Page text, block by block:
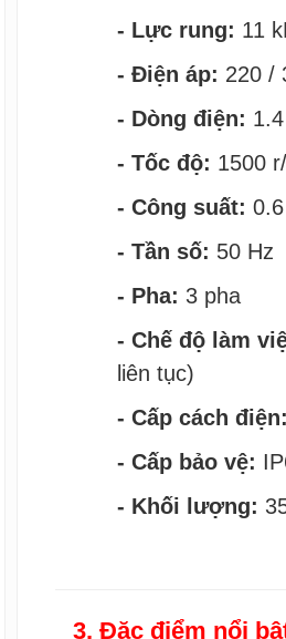
- Lực rung: 11
- Điện áp: 220 /
- Dòng điện:
- Tốc độ: 1500
- Công suất:
- Tần số: 50 Hz
- Pha: 3 pha
- Chế độ làm
liên tục)
- Cấp cách điện:
- Cấp bảo vệ:
- Khối lượng:
3. Đặc điểm nổi